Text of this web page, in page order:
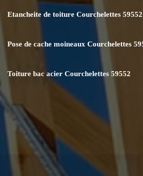
Etancheite de toiture Courchelettes 59552
Pose de cache moineaux Courchelettes
Toiture bac acier Courchelettes 59552